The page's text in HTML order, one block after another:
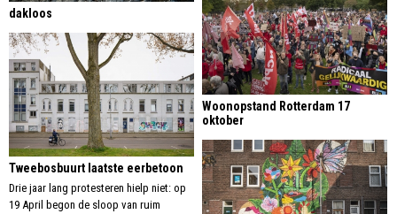
Woonopstand Rotterdam 17
oktober
Tweebosbuurt laatste eerbetoon
Drie jaar lang protesteren hielp niet: op
19 April begon de sloop van ruim
dakloos